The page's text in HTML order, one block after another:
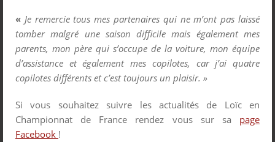
« Je remercie tous mes partenaires qui ne m’ont pas laissé
tomber malgré une saison difficile mais également mes
parents, mon père qui s’occupe de la voiture, mon équipe
d’assistance et également mes copilotes, car j’ai quatre
copilotes différents et c’est toujours un plaisir. »
Si vous souhaitez suivre les actualités de Loïc en
Championnat de France rendez vous sur sa page
Facebook !